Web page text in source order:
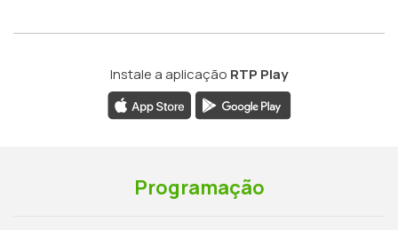
Instale a aplicação RTP Play
Programação